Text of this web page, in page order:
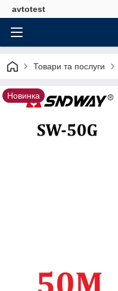
avtotest
Товари та послуги
Новинка